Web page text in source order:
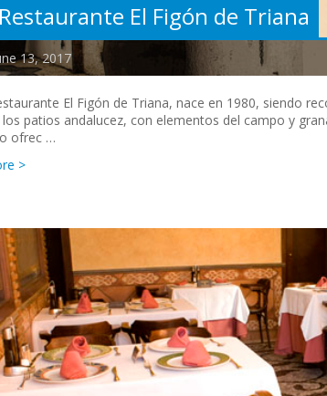
El Figón de Triana
13, 2017
El Figón de Triana, nace en 1980, siendo
patios andalucez, con elementos del campo y
ofrec …
>